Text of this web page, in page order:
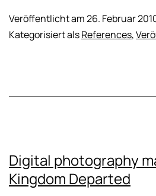
Veröffentlicht am26. Februar
Kategorisiert alsReferences,
Digital photography
Kingdom Departed